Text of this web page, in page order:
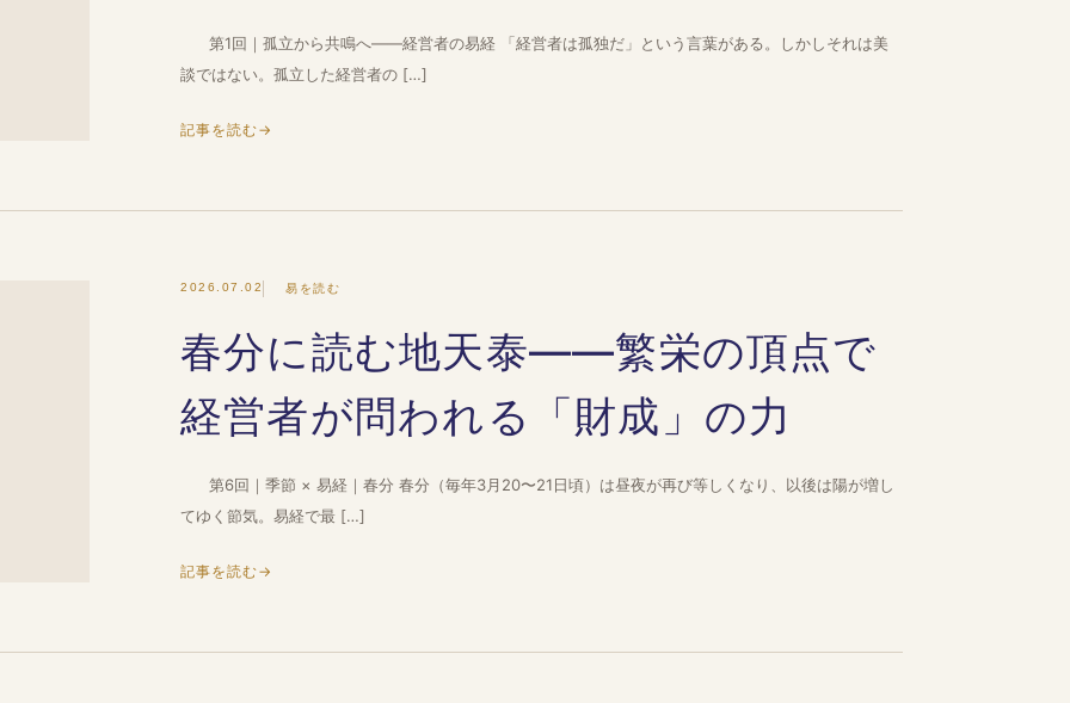
第1回｜孤立から共鳴へ——経営者の易経 「経営者は孤独だ」という言葉がある。しかしそれは美
談ではない。孤立した経営者の […]
記事を読む→
2026.07.02 易を読む
春分に読む地天泰——繁栄の頂点で
経営者が問われる「財成」の力
第6回｜季節 × 易経｜春分 春分（毎年3月20〜21日頃）は昼夜が再び等しくなり、以後は陽が増し
てゆく節気。易経で最 […]
記事を読む→